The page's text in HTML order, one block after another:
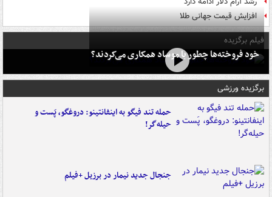
افزایش قیمت جهانی طلا
فیلم برگزیده
خود فروخته‌ها چطور با موساد همکاری می‌کردند؟
برگزیده ورزشی
حمله تند فیگو به اینفانتینو: دروغگو، پَست‌ و
حیله‌گر!
جنجال جدید نیمار در برزیل +فیلم